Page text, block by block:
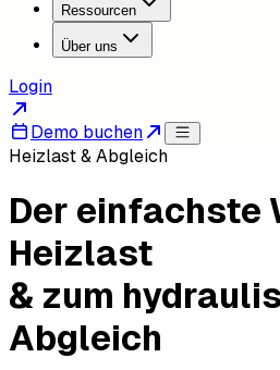
Ressourcen
Über uns
Login
Demo buchen
Heizlast & Abgleich
Der einfachste
Heizlast
& zum
Abgleich